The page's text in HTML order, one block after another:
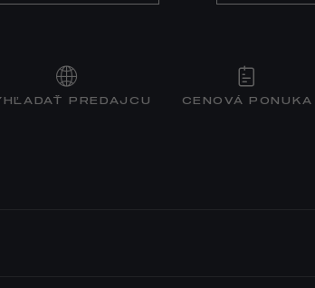
PREDAJCU CENOVÁ PONUKA